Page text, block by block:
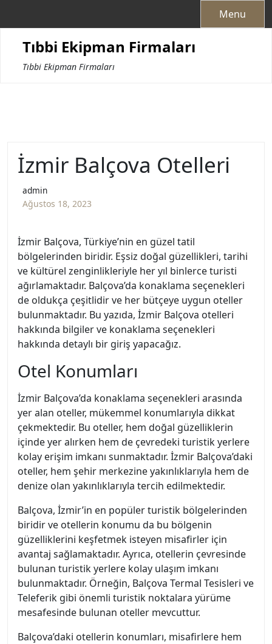
Menu
Tıbbi Ekipman Firmaları
Tıbbi Ekipman Firmaları
İzmir Balçova Otelleri
admin
Ağustos 18, 2023
İzmir Balçova, Türkiye’nin en güzel tatil
bölgelerinden biridir. Eşsiz doğal güzellikleri, tarihi
ve kültürel zenginlikleriyle her yıl binlerce turisti
ağırlamaktadır. Balçova’da konaklama seçenekleri
de oldukça çeşitlidir ve her bütçeye uygun oteller
bulunmaktadır. Bu yazıda, İzmir Balçova otelleri
hakkında bilgiler ve konaklama seçenekleri
hakkında detaylı bir giriş yapacağız.
Otel Konumları
İzmir Balçova’da konaklama seçenekleri arasında
yer alan oteller, mükemmel konumlarıyla dikkat
çekmektedir. Bu oteller, hem doğal güzelliklerin
içinde yer alırken hem de çevredeki turistik yerlere
kolay erişim imkanı sunmaktadır. İzmir Balçova’daki
oteller, hem şehir merkezine yakınlıklarıyla hem de
denize olan yakınlıklarıyla tercih edilmektedir.
Balçova, İzmir’in en popüler turistik bölgelerinden
biridir ve otellerin konumu da bu bölgenin
güzelliklerini keşfetmek isteyen misafirler için
avantaj sağlamaktadır. Ayrıca, otellerin çevresinde
bulunan turistik yerlere kolay ulaşım imkanı
bulunmaktadır. Örneğin, Balçova Termal Tesisleri ve
Teleferik gibi önemli turistik noktalara yürüme
mesafesinde bulunan oteller mevcuttur.
Balçova’daki otellerin konumları, misafirlere hem